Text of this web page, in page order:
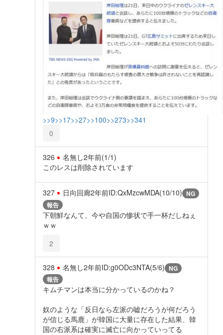
>>9>>17>>27>>100>>273>>341
0
326 名無し2年前(1/1)
このレスは削除されています
327 日向回廊2年前ID:QxMzcwMDA(10/10) NG
報告
下朝鮮なんて、今や自国の惨状で手一杯だしねぇ
ｗｗ
2
328 名無し2年前ID:g0ODc3NTA(5/6) NG
報告
キムチマンは本当に分かっているのかね？
奴のような「反日なら左派の嘘だろうが何だろう
が信じる馬鹿」が韓国に大量に存在した結果、韓
国の右派系は確実に滅亡に向かっていってる